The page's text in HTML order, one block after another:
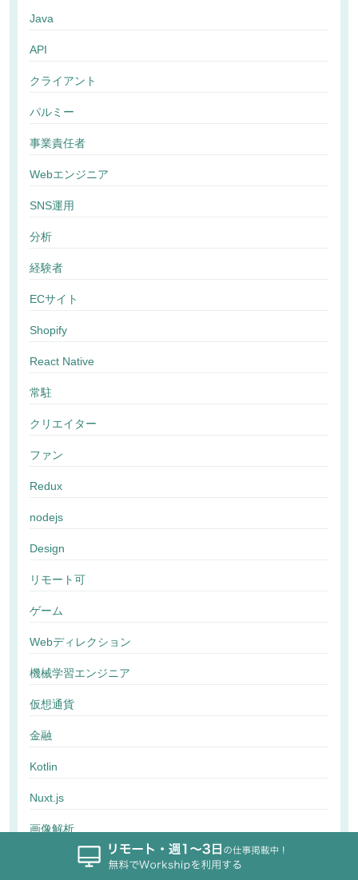
Java
API
クライアント
パルミー
事業責任者
Webエンジニア
SNS運用
分析
経験者
ECサイト
Shopify
React Native
常駐
クリエイター
ファン
Redux
nodejs
Design
リモート可
ゲーム
Webディレクション
機械学習エンジニア
仮想通貨
金融
Kotlin
Nuxt.js
画像解析